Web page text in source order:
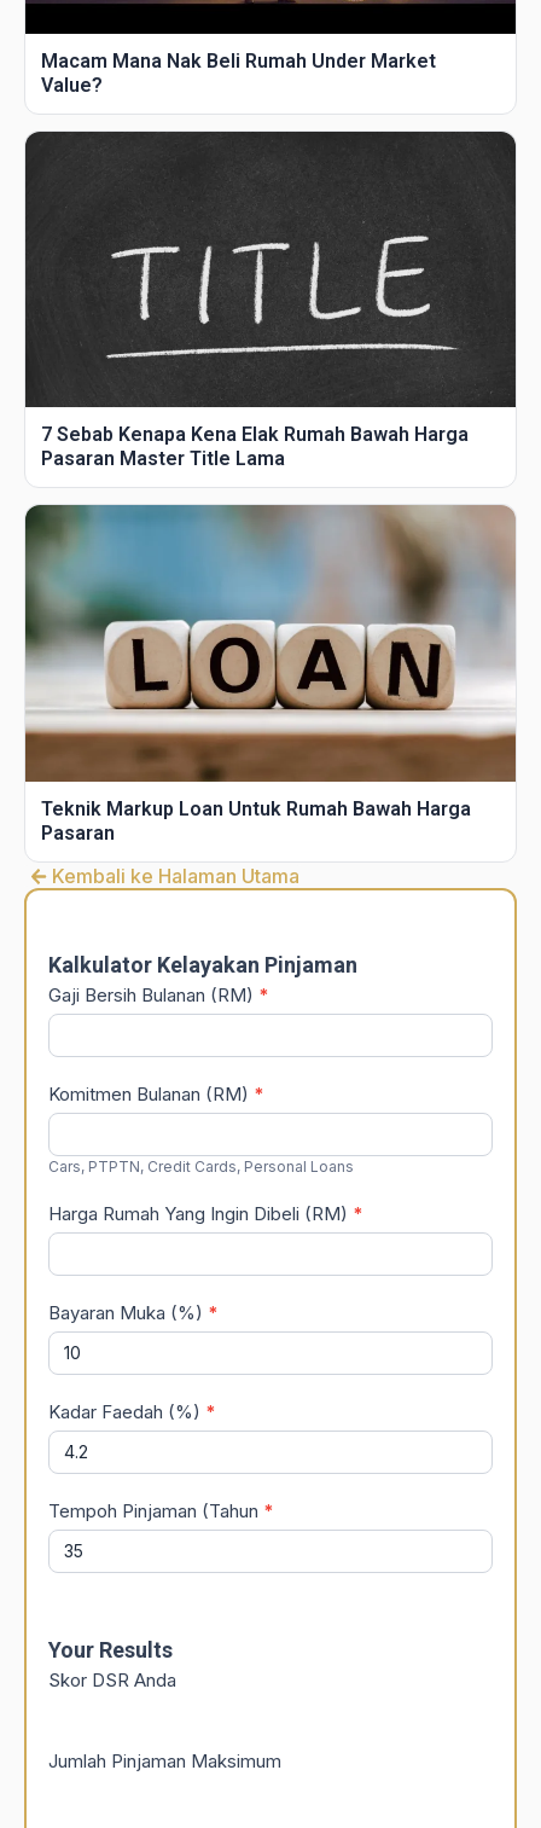
Macam Mana Nak Beli Rumah Under Market
Value?
7 Sebab Kenapa Kena Elak Rumah Bawah Harga
Pasaran Master Title Lama
Teknik Markup Loan Untuk Rumah Bawah Harga
Pasaran
Kembali ke Halaman Utama
Kalkulator Kelayakan Pinjaman
Gaji Bersih Bulanan (RM) *
Komitmen Bulanan (RM) *
Cars, PTPTN, Credit Cards, Personal Loans
Harga Rumah Yang Ingin Dibeli (RM) *
Bayaran Muka (%) *
Kadar Faedah (%) *
Tempoh Pinjaman (Tahun *
Your Results
Skor DSR Anda
Jumlah Pinjaman Maksimum